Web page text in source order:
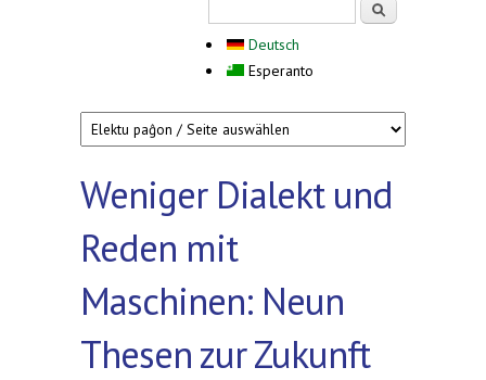
Deutsch
Esperanto
Weniger Dialekt und
Reden mit
Maschinen: Neun
Thesen zur Zukunft